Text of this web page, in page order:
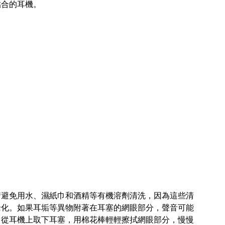
的耳機。
免用水、濕紙巾和酒精等有機溶劑清洗，因為這些清
。如果耳垢等異物附著在耳塞的網眼部分，聲音可能
耳機上取下耳塞，用棉花棒輕輕擦拭網眼部分，慢慢